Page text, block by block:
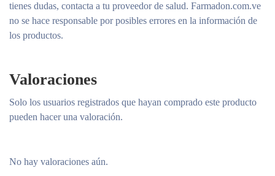
tienes dudas, contacta a tu proveedor de salud. Farmadon.com.ve
no se hace responsable por posibles errores en la información de
los productos.
Valoraciones
No hay valoraciones aún.
Solo los usuarios registrados que hayan comprado este producto
pueden hacer una valoración.